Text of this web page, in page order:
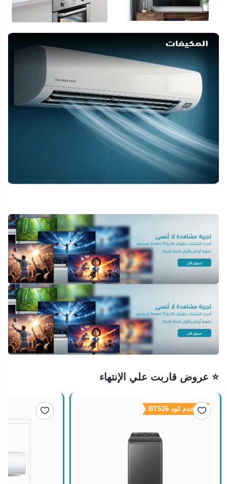
⭐ عروض قاربت علي الإنتهاء
استخدم كود BTS26